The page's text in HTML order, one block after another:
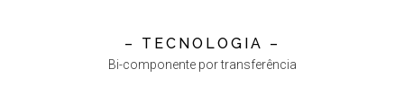
– TECNOLOGIA –
Bi-componente por transferência